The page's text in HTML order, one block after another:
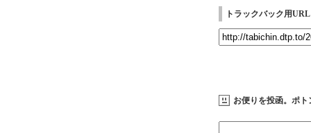
トラックバック用URL
お便りを投函。ポト